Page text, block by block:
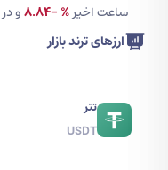
ساعت اخیر% -8.84 و در 1 ساعت اخیر
ارزهای ترند بازار
تتر
USDT